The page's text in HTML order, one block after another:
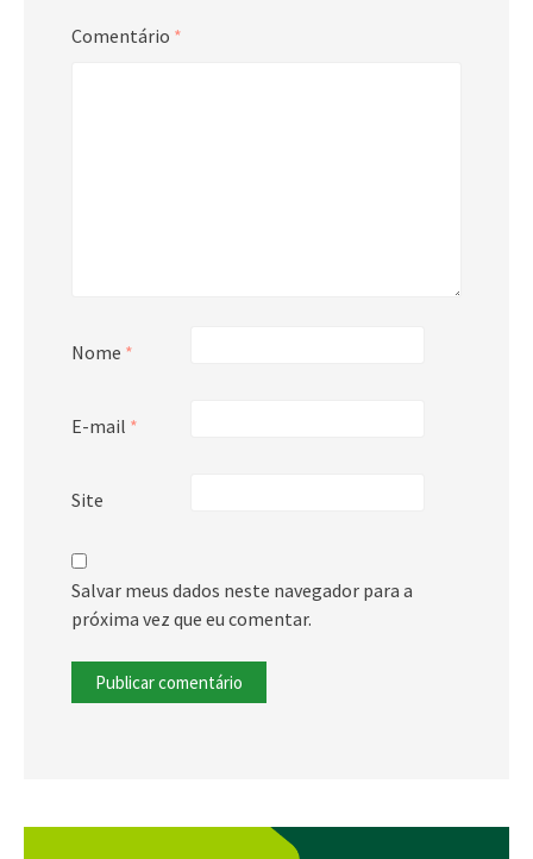
Comentário *
Nome *
E-mail *
Site
Salvar meus dados neste navegador para a
próxima vez que eu comentar.